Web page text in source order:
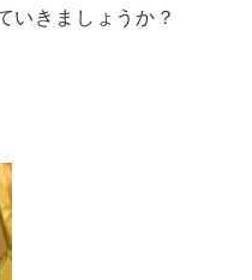
いきましょうか？